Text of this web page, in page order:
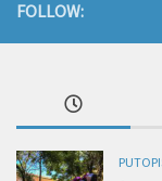
FOLLOW: